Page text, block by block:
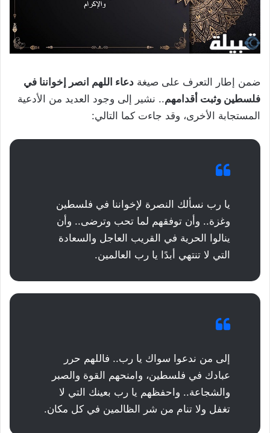
ضمن إطار التعرف على صيغة دعاء اللهم انصر إخواننا في
فلسطين وثبت أقدامهم.. نشير إلى وجود العديد من الأدعية
المستجابة الأخرى، وقد جاءت كما التالي:
يا رب نسألك النصرة لإخواننا في فلسطين
وغزة.. وأن توفقهم لما تحب وترضى.. وأن
ينالوا الحرية في القريب العاجل والسعادة
التي لا تنتهي أبدًا يا رب العالمين.
إلى من ندعوا سواك يا رب.. فاللهم حرر
عبادك في فلسطين، وامنحهم القوة والصبر
والشجاعة.. واحفظهم يا رب بعينك التي لا
تغفل ولا تنام من شر الظالمين في كل مكان.